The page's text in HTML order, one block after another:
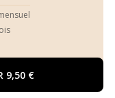
9,50 €